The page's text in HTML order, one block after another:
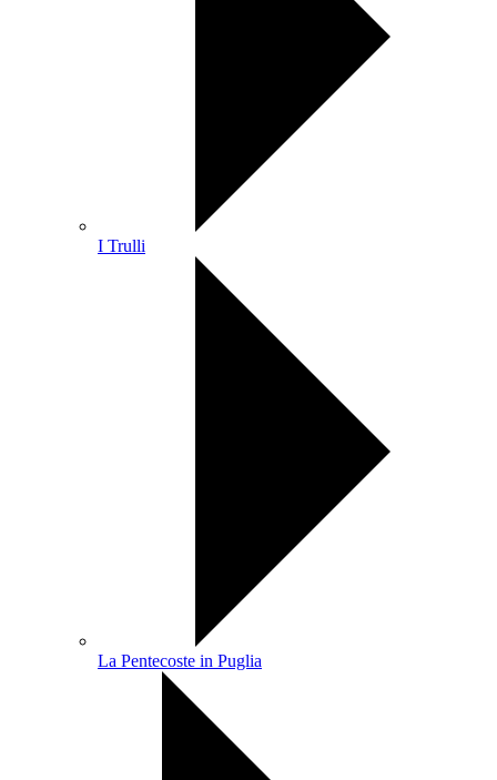
I Trulli
La Pentecoste in Puglia